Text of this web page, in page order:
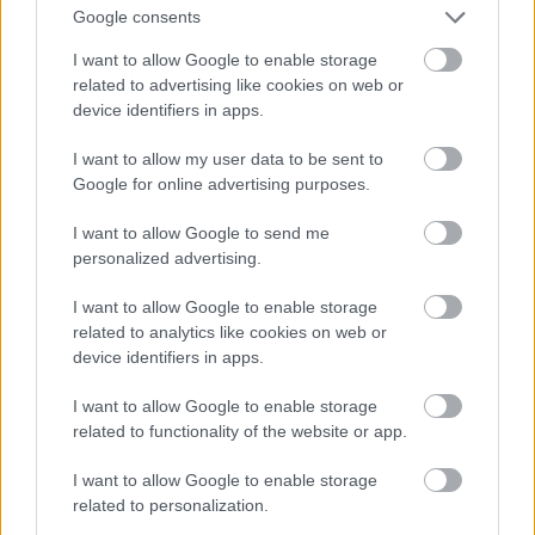
Google consents
I want to allow Google to enable storage
related to advertising like cookies on web or
device identifiers in apps.
I want to allow my user data to be sent to
Google for online advertising purposes.
I want to allow Google to send me
personalized advertising.
I want to allow Google to enable storage
related to analytics like cookies on web or
device identifiers in apps.
I want to allow Google to enable storage
related to functionality of the website or app.
I want to allow Google to enable storage
related to personalization.
Pirms mani uzrunāja mūziklam, atzīstu, nebiju
saskāries ar šo darbu – tas patiešām nav mūsu
paaudzes “topsellers”. Marija Bērziņa ieteica –
neskaties filmu, neskaties iepriekšējo izrādi –
vienkārši izlasi grāmatu. Izlasīju romānu vienā
elpā – ļoti interesants. Pārsteidzoši, ka simt gadu
laikā kopš brīža, kad darbojās romāna tēli, tik
Joprojām dzenamies pēc materiālām lietām,
Stāsta aktualitāte nav zudusi, un domāju, nezudīs
vēl pēc simt gadiem. Man ir sajūta, it kā es spēlētu
izrādē par mums pašiem, tikai mums nav telefonu
Atcelt Ziņot